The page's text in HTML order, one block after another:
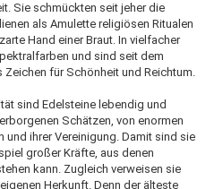
Sie schmückten seit jeher die
als Amulette religiösen Ritualen
Hand einer Braut. In vielfacher
und sind seit dem
für Schönheit und Reichtum.
sind Edelsteine lebendig und
Schätzen, von enormen
und ihrer Vereinigung. Damit sind sie
großer Kräfte, aus denen
kann. Zugleich verweisen sie
Herkunft. Denn der älteste